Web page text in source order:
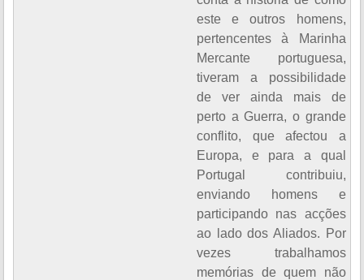
este e outros homens,
pertencentes à Marinha
Mercante portuguesa,
tiveram a possibilidade
de ver ainda mais de
perto a Guerra, o grande
conflito, que afectou a
Europa, e para a qual
Portugal contribuiu,
enviando homens e
participando nas acções
ao lado dos Aliados. Por
vezes trabalhamos
memórias de quem não